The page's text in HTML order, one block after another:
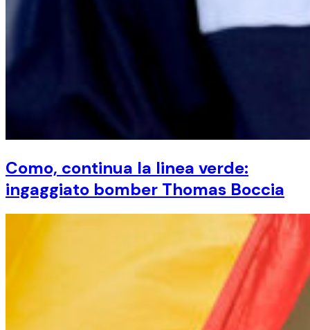
Como, continua la linea verde:
ingaggiato bomber Thomas Boccia